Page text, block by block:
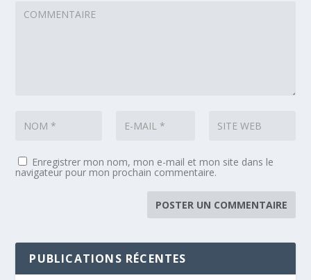
Enregistrer mon nom, mon e-mail et mon site dans le
navigateur pour mon prochain commentaire.
PUBLICATIONS RÉCENTES